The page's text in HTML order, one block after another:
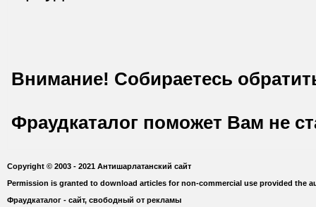
Внимание! Собираетесь
Фраудкаталог поможет Вам не
Copyright © 2003 - 2021 Антишарлатанский сайт
Permission is granted to download articles for non-commercial use provided the
Фраудкаталог - сайт, свободный от рекламы